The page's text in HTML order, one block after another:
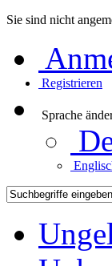
Sie sind nicht
Registrieren
Sprache